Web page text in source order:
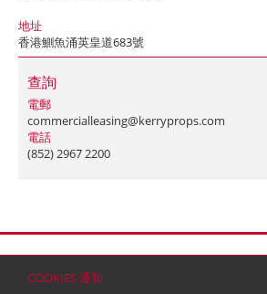
COOKIES 通知
地址
香港鰂魚涌英皇道683號
查詢
電郵
commercialleasing@kerryprops.com
電話
(852) 2967 2200
© 2026 嘉里建設有限公司 (於百慕達註冊成立之有限公司)